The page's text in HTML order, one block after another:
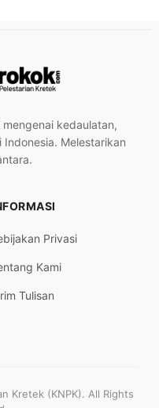
kedaulatan,
Melestarikan
Privasi
Kami
Tulisan
Kretek (KNPK). All Rights